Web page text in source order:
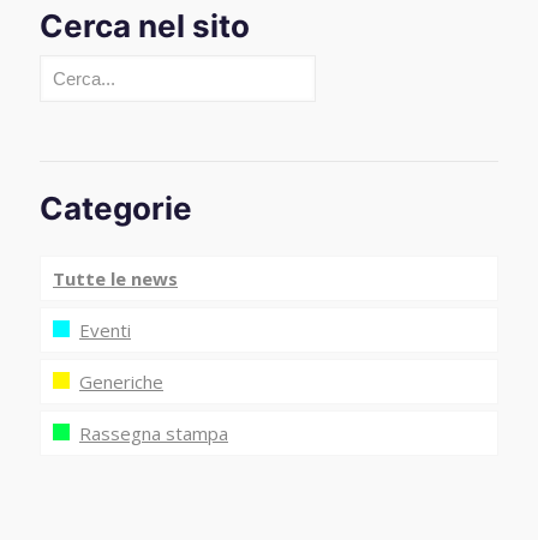
Cerca nel sito
Cerca
Categorie
Tutte le news
Eventi
Generiche
Rassegna stampa